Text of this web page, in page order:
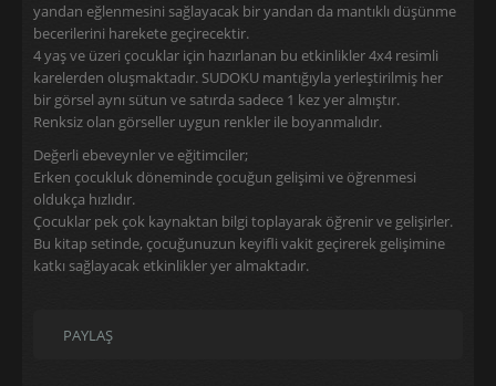
yandan eğlenmesini sağlayacak bir yandan da mantıklı düşünme
becerilerini harekete geçirecektir.
4 yaş ve üzeri çocuklar için hazırlanan bu etkinlikler 4x4 resimli
karelerden oluşmaktadır. SUDOKU mantığıyla yerleştirilmiş her
bir görsel aynı sütun ve satırda sadece 1 kez yer almıştır.
Renksiz olan görseller uygun renkler ile boyanmalıdır.
Değerli ebeveynler ve eğitimciler;
Erken çocukluk döneminde çocuğun gelişimi ve öğrenmesi
oldukça hızlıdır.
Çocuklar pek çok kaynaktan bilgi toplayarak öğrenir ve gelişirler.
Bu kitap setinde, çocuğunuzun keyifli vakit geçirerek gelişimine
katkı sağlayacak etkinlikler yer almaktadır.
PAYLAŞ